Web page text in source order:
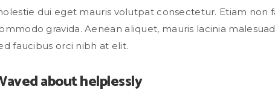
dui eget mauris volutpat consectetur. Etiam non
gravida. Aenean aliquet, mauris lacinia
faucibus orci nibh at elit.
about helplessly